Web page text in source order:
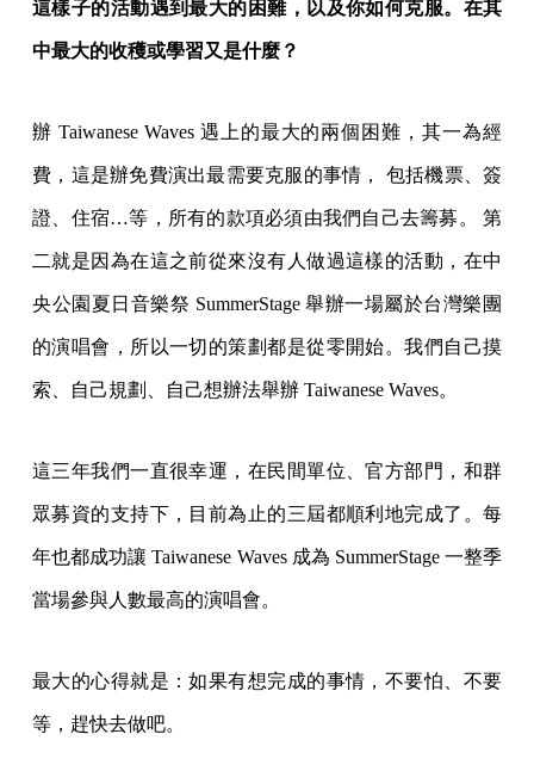
這樣子的活動遇到最大的困難，以及你如何克服。在其
中最大的收穫或學習又是什麼？
辦 Taiwanese Waves 遇上的最大的兩個困難，其一為經
費，這是辦免費演出最需要克服的事情， 包括機票、簽
證、住宿…等，所有的款項必須由我們自己去籌募。 第
二就是因為在這之前從來沒有人做過這樣的活動，在中
央公園夏日音樂祭 SummerStage 舉辦一場屬於台灣樂團
的演唱會，所以一切的策劃都是從零開始。我們自己摸
索、自己規劃、自己想辦法舉辦 Taiwanese Waves。
這三年我們一直很幸運，在民間單位、官方部門，和群
眾募資的支持下，目前為止的三屆都順利地完成了。每
年也都成功讓 Taiwanese Waves 成為 SummerStage 一整季
當場參與人數最高的演唱會。
最大的心得就是：如果有想完成的事情，不要怕、不要
等，趕快去做吧。